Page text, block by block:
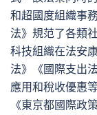
和超國度組織事
法》規范了各類
科技組織在法安
法》《國際支出
應用和稅收優惠
《東京都國際政